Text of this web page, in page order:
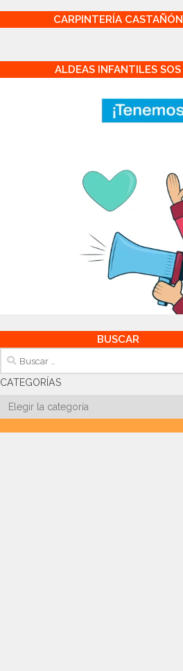
CARPINTERÍA CASTAÑÓN
ALDEAS INFANTILES SOS
BUSCAR
Buscar:
CATEGORÍAS
Categorías